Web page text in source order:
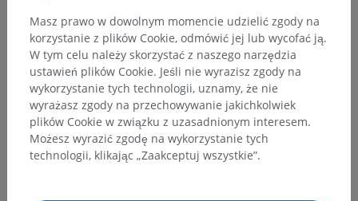
Zgłoś problem
POBIERZ APLIKACJĘ
Masz prawo w dowolnym momencie udzielić zgody na
korzystanie z plików Cookie, odmówić jej lub wycofać ją.
W tym celu należy skorzystać z naszego narzędzia
ustawień plików Cookie. Jeśli nie wyrazisz zgody na
wykorzystanie tych technologii, uznamy, że nie
wyrażasz zgody na przechowywanie jakichkolwiek
plików Cookie w związku z uzasadnionym interesem.
Możesz wyrazić zgodę na wykorzystanie tych
technologii, klikając „Zaakceptuj wszystkie”.